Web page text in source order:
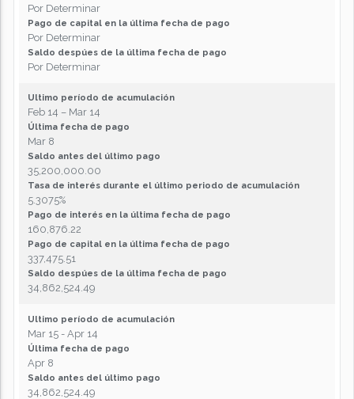
Por Determinar
Pago de capital en la última fecha de pago
Por Determinar
Saldo despúes de la última fecha de pago
Por Determinar
Ultimo período de acumulación
Feb 14 – Mar 14
Última fecha de pago
Mar 8
Saldo antes del último pago
35,200,000.00
Tasa de interés durante el último periodo de acumulación
5.3075%
Pago de interés en la última fecha de pago
160,876.22
Pago de capital en la última fecha de pago
337,475.51
Saldo despúes de la última fecha de pago
34,862,524.49
Ultimo período de acumulación
Mar 15 - Apr 14
Última fecha de pago
Apr 8
Saldo antes del último pago
34,862,524.49